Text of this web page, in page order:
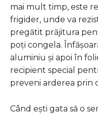
mai mult timp, este
frigider, unde va
pregătit prăjitura
poți congela.
aluminiu și apoi în
recipient special
preveni arderea prin
Când ești gata să o